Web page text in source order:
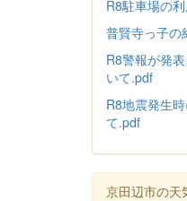
R8駐車場の
普賢寺っ子の
R8警報が発
いて.pdf
R8地震発生
て.pdf
京田辺市の天